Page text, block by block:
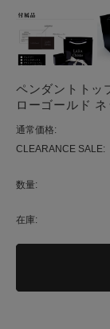
ペンダントトッ
ローゴールド
通常価格:
CLEARANCE SALE:
数量:
在庫: